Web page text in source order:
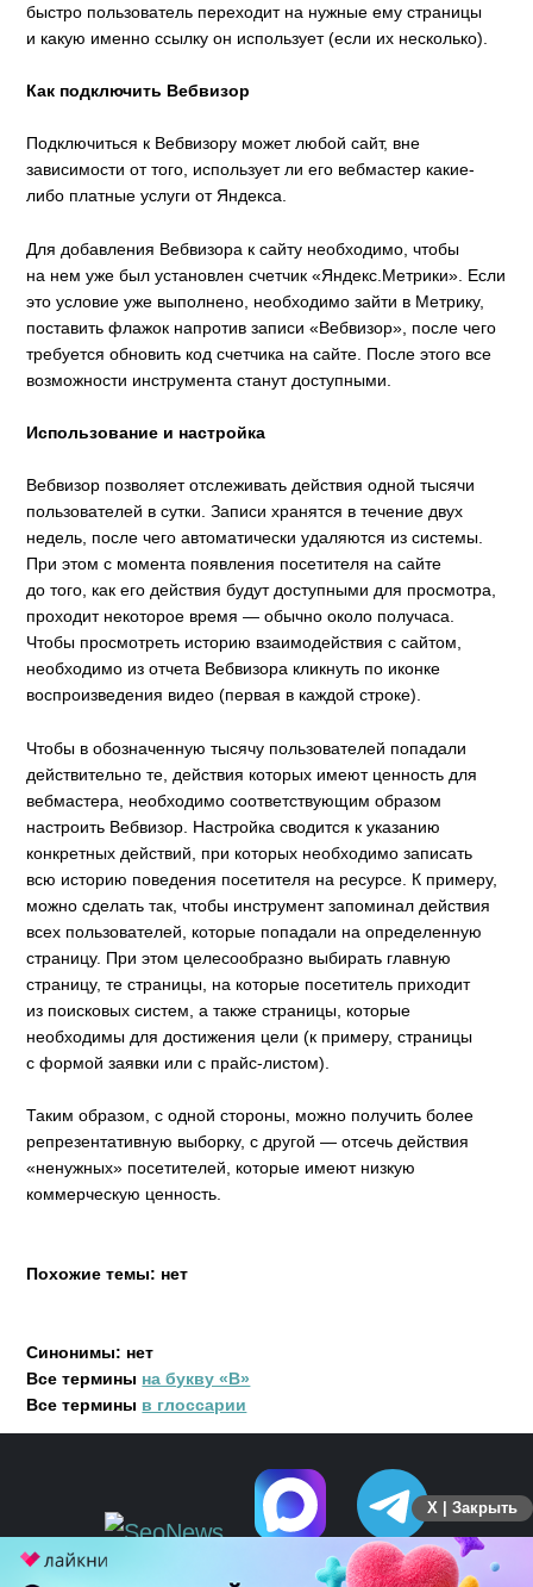
быстро пользователь переходит на нужные ему страницы
и какую именно ссылку он использует (если их несколько).
Как подключить Вебвизор
Подключиться к Вебвизору может любой сайт, вне
зависимости от того, использует ли его вебмастер какие-
либо платные услуги от Яндекса.
Для добавления Вебвизора к сайту необходимо, чтобы
на нем уже был установлен счетчик «Яндекс.Метрики». Если
это условие уже выполнено, необходимо зайти в Метрику,
поставить флажок напротив записи «Вебвизор», после чего
требуется обновить код счетчика на сайте. После этого все
возможности инструмента станут доступными.
Использование и настройка
Вебвизор позволяет отслеживать действия одной тысячи
пользователей в сутки. Записи хранятся в течение двух
недель, после чего автоматически удаляются из системы.
При этом с момента появления посетителя на сайте
до того, как его действия будут доступными для просмотра,
проходит некоторое время — обычно около получаса.
Чтобы просмотреть историю взаимодействия с сайтом,
необходимо из отчета Вебвизора кликнуть по иконке
воспроизведения видео (первая в каждой строке).
Чтобы в обозначенную тысячу пользователей попадали
действительно те, действия которых имеют ценность для
вебмастера, необходимо соответствующим образом
настроить Вебвизор. Настройка сводится к указанию
конкретных действий, при которых необходимо записать
всю историю поведения посетителя на ресурсе. К примеру,
можно сделать так, чтобы инструмент запоминал действия
всех пользователей, которые попадали на определенную
страницу. При этом целесообразно выбирать главную
страницу, те страницы, на которые посетитель приходит
из поисковых систем, а также страницы, которые
необходимы для достижения цели (к примеру, страницы
с формой заявки или с прайс-листом).
Таким образом, с одной стороны, можно получить более
репрезентативную выборку, с другой — отсечь действия
«ненужных» посетителей, которые имеют низкую
коммерческую ценность.
Похожие темы: нет
Синонимы: нет
Все термины на букву «В»
Все термины в глоссарии
X | Закрыть
ПЕРЕЙТИ НА ПОЛНУЮ ВЕРСИЮ